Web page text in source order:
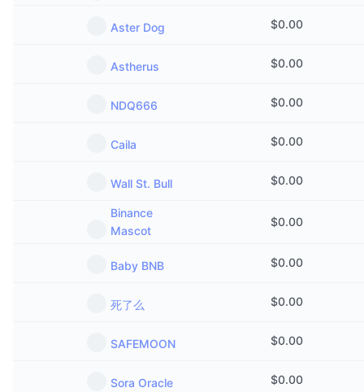
Aster Dog $0.00
Astherus $0.00
NDQ666 $0.00
Caila $0.00
Wall St. Bull $0.00
Binance
Mascot
$0.00
Baby BNB $0.00
死了么 $0.00
SAFEMOON $0.00
Sora Oracle $0.00